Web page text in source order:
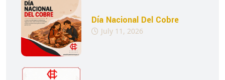
Día Nacional Del Cobre
July 11, 2026